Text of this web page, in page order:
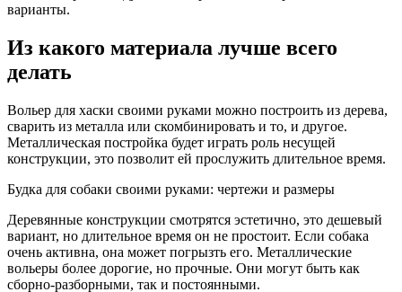
варианты.
Из какого материала лучше всего
делать
Вольер для хаски своими руками можно построить из дерева,
сварить из металла или скомбинировать и то, и другое.
Металлическая постройка будет играть роль несущей
конструкции, это позволит ей прослужить длительное время.
Будка для собаки своими руками: чертежи и размеры
Деревянные конструкции смотрятся эстетично, это дешевый
вариант, но длительное время он не простоит. Если собака
очень активна, она может погрызть его. Металлические
вольеры более дорогие, но прочные. Они могут быть как
сборно-разборными, так и постоянными.